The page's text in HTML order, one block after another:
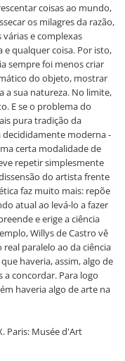
coisas ao mundo,
os milagres da razão,
várias e complexas
qualquer coisa. Por isto,
sempre foi menos criar
do objeto, mostrar
a sua natureza. No limite,
E se o problema do
pura tradição da
decididamente moderna -
certa modalidade de
repetir simplesmente
do artista frente
faz muito mais: repõe
atual ao levá-lo a fazer
e erige a ciência
Willys de Castro vê
paralelo ao da ciência
haveria, assim, algo de
a concordar. Para logo
haveria algo de arte na
Paris: Musée d'Art